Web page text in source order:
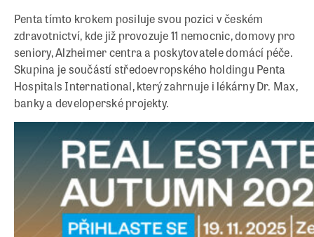
Penta tímto krokem posiluje svou pozici v českém
zdravotnictví, kde již provozuje 11 nemocnic, domovy pro
seniory, Alzheimer centra a poskytovatele domácí péče.
Skupina je součástí středoevropského holdingu Penta
Hospitals International, který zahrnuje i lékárny Dr. Max,
banky a developerské projekty.